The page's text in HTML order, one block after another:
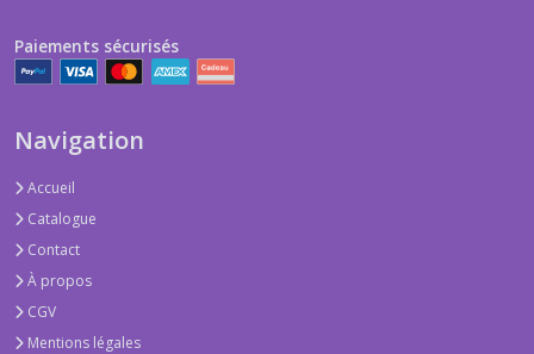
Paiements sécurisés
Navigation
Accueil
Catalogue
Contact
À propos
CGV
Mentions légales